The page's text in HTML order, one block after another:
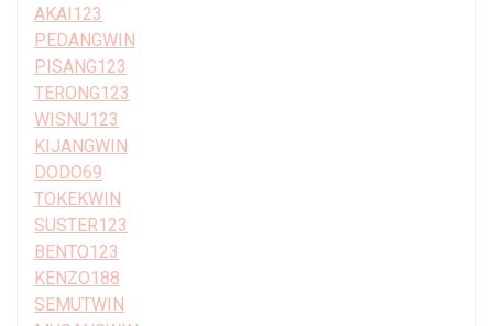
AKAI123
PEDANGWIN
PISANG123
TERONG123
WISNU123
KIJANGWIN
DODO69
TOKEKWIN
SUSTER123
BENTO123
KENZO188
SEMUTWIN